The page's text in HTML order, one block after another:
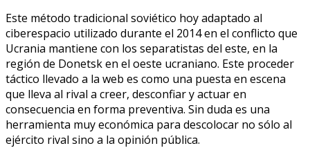
Este método tradicional soviético hoy adaptado al
ciberespacio utilizado durante el 2014 en el conflicto que
Ucrania mantiene con los separatistas del este, en la
región de Donetsk en el oeste ucraniano. Este proceder
táctico llevado a la web es como una puesta en escena
que lleva al rival a creer, desconfiar y actuar en
consecuencia en forma preventiva. Sin duda es una
herramienta muy económica para descolocar no sólo al
ejército rival sino a la opinión pública.